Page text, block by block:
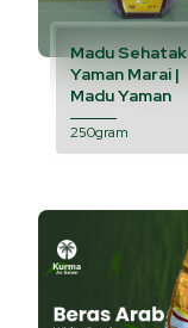
Madu Sehatak
Yaman Marai |
Madu Yaman
250gram